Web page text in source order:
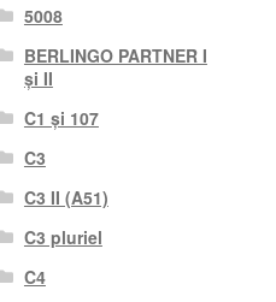
5008
BERLINGO PARTNER I
și II
C1 și 107
C3
C3 II (A51)
C3 pluriel
C4